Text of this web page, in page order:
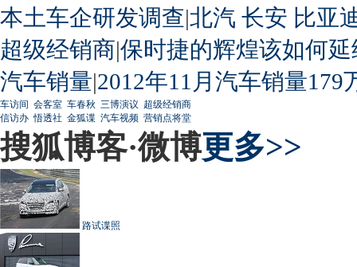
本土车企研发调查|北汽 长安 比亚
超级经销商|保时捷的辉煌该如何延
汽车销量|2012年11月汽车销量179
车访间 会客室 车春秋 三博演议 超级经销商
信访办 悟透社 金狐谍 汽车视频 营销点将堂
搜狐博客·微博更多>>
路试谍照